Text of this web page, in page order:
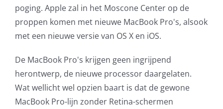
SLA overeenkomsten
Remote Help
WordPress SLA Contract
poging. Apple zal in het Moscone Center op de
proppen komen met nieuwe MacBook Pro's, alsook
met een nieuwe versie van OS X en iOS.
De MacBook Pro's krijgen geen ingrijpend
herontwerp, de nieuwe processor daargelaten.
Wat wellicht wel opzien baart is dat de gewone
MacBook Pro-lijn zonder Retina-schermen